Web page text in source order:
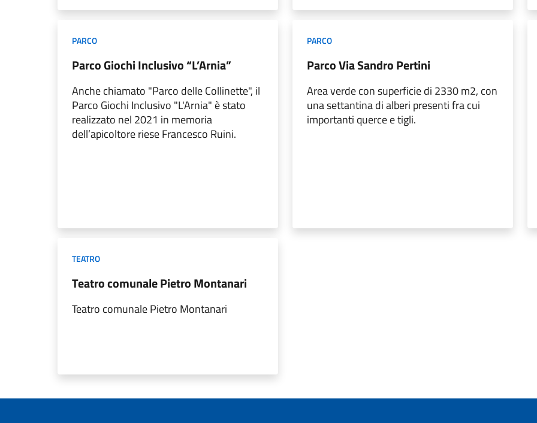
PARCO
Parco Giochi Inclusivo “L’Arnia”
Anche chiamato "Parco delle Collinette", il
Parco Giochi Inclusivo "L'Arnia" è stato
realizzato nel 2021 in memoria
dell’apicoltore riese Francesco Ruini.
PARCO
Parco Via Sandro Pertini
Area verde con superficie di 2330 m2, con
una settantina di alberi presenti fra cui
importanti querce e tigli.
TEATRO
Teatro comunale Pietro Montanari
Teatro comunale Pietro Montanari